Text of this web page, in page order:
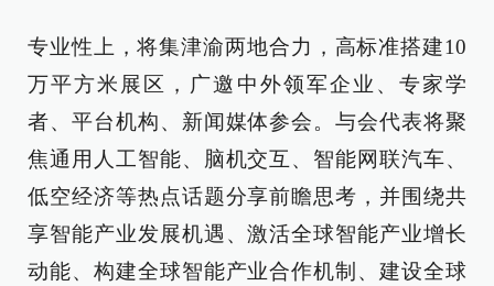
专业性上，将集津渝两地合力，高标准搭建10
万平方米展区，广邀中外领军企业、专家学
者、平台机构、新闻媒体参会。与会代表将聚
焦通用人工智能、脑机交互、智能网联汽车、
低空经济等热点话题分享前瞻思考，并围绕共
享智能产业发展机遇、激活全球智能产业增长
动能、构建全球智能产业合作机制、建设全球